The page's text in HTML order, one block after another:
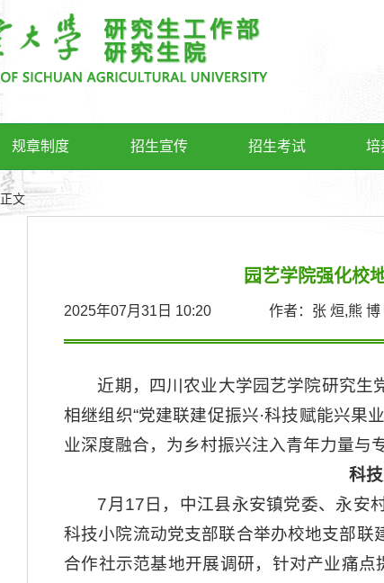
规章制度 招生宣传 招生考试 培
正文
园艺学院强化校
2025年07月31日 10:20 作者：张 烜,熊 博
近期，四川农业大学园艺学院研究生
相继组织“党建联建促振兴·科技赋能兴果
业深度融合，为乡村振兴注入青年力量与
科
7月17日，中江县永安镇党委、永安
科技小院流动党支部联合举办校地支部联
合作社示范基地开展调研，针对产业痛点